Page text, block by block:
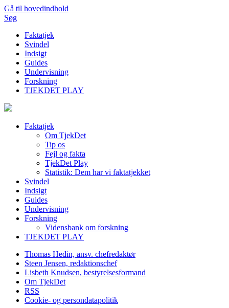
Gå til hovedindhold
Søg
Faktatjek
Svindel
Indsigt
Guides
Undervisning
Forskning
TJEKDET PLAY
Faktatjek
Om TjekDet
Tip os
Fejl og fakta
TjekDet Play
Statistik: Dem har vi faktatjekket
Svindel
Indsigt
Guides
Undervisning
Forskning
Vidensbank om forskning
TJEKDET PLAY
Thomas Hedin, ansv. chefredaktør
Steen Jensen, redaktionschef
Lisbeth Knudsen, bestyrelsesformand
Om TjekDet
RSS
Cookie- og persondatapolitik